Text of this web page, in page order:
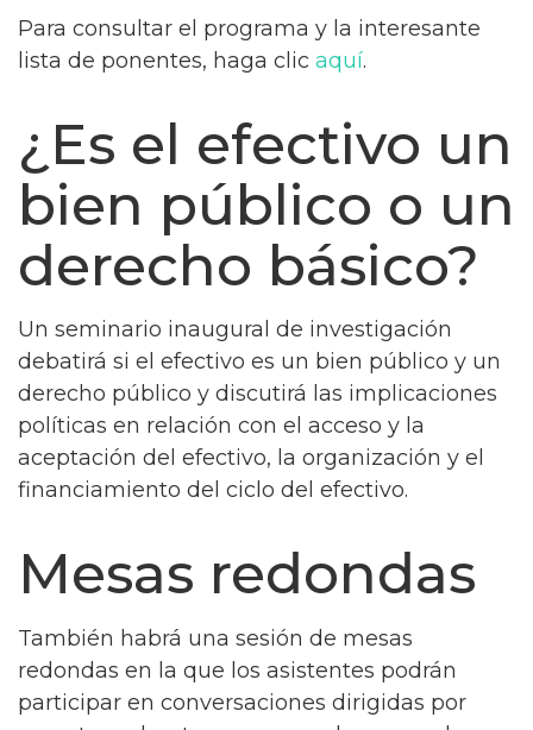
Para consultar el programa y la interesante
lista de ponentes, haga clic aquí.
¿Es el efectivo un
bien público o un
derecho básico?
Un seminario inaugural de investigación
debatirá si el efectivo es un bien público y un
derecho público y discutirá las implicaciones
políticas en relación con el acceso y la
aceptación del efectivo, la organización y el
financiamiento del ciclo del efectivo.
Mesas redondas
También habrá una sesión de mesas
redondas en la que los asistentes podrán
participar en conversaciones dirigidas por